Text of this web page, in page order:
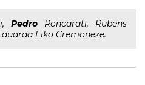
Pedro Roncarati, Rubens
Eiko Cremoneze.